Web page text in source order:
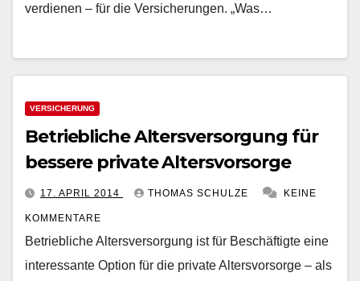
verdienen – für die Versicherungen. „Was…
VERSICHERUNG
Betriebliche Altersversorgung für
bessere private Altersvorsorge
17. APRIL 2014 THOMAS SCHULZE KEINE
KOMMENTARE
Betriebliche Altersversorgung ist für Beschäftigte eine
interessante Option für die private Altersvorsorge – als